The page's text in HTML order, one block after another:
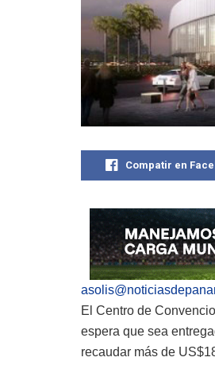
Compatir en
El Centro de
espera que sea
recaudar más de